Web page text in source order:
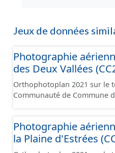
Jeux de données
Photographie
des Deux Vallées
Orthophotoplan 2021 sur le
Communauté de Commune
Photographie
la Plaine d'Estrées